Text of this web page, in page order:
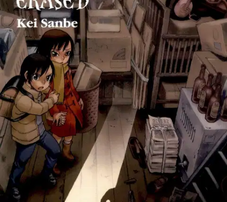
Tuotekuvaus
Voiko menneisyyttä muuttaa? "Poissa" on hyytävä murhajännäri,
jonka näytelty versio "Erased" löytyy Netflixistä! Satoru on 29-
vuotias, heikosti menestyvä sarjakuvantekijä, joka elättää itsensä
pitsalähettinä. Vähitellen haaveistaan luopumassa oleva mies eroaa
monista kaltaisistaan yhdessä asiassa: Jostain syystä hän joutuu
toisinaan elämään uudelleen saman hetken. Silloin ympäristössä on
yleensä jotakin vialla, ja Satoru pääsee takaisin normaaliin ajan
virtaan korjaamalla tilanteen.Erityinen lahja on silti hänelle lähinnä
kiusa - kunnes lapsuuden synkät kokemukset palaavat
kummittelemaan nykyhetkeen. Voisiko lapsia vaanineen
sarjamurhaajan pysäyttää jo menneisyydessä...? Japanissa monta
mangapalkintoa saanut "Poissa" on jännärisarjakuvaa
parhaimmillaan! Ikäsuositus: 14+
Näytä lisää tuotekuvausta